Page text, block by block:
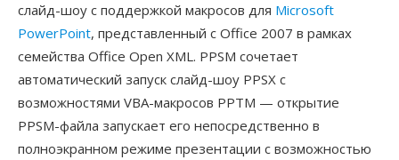
слайд-шоу с поддержкой макросов для Microsoft
PowerPoint, представленный с Office 2007 в рамках
семейства Office Open XML. PPSM сочетает
автоматический запуск слайд-шоу PPSX с
возможностями VBA-макросов PPTM — открытие
PPSM-файла запускает его непосредственно в
полноэкранном режиме презентации с возможностью